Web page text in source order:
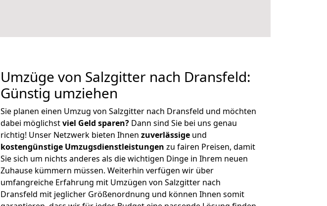
Umzüge von Salzgitter nach Dransfeld:
Günstig umziehen
Sie planen einen Umzug von Salzgitter nach Dransfeld und möchten
dabei möglichstviel Geld sparen? Dann sind Sie bei uns genau
richtig! Unser Netzwerk bieten Ihnen zuverlässige und
kostengünstige Umzugsdienstleistungen zu fairen Preisen, damit
Sie sich um nichts anderes als die wichtigen Dinge in Ihrem neuen
Zuhause kümmern müssen. Weiterhin verfügen wir über
umfangreiche Erfahrung mit Umzügen von Salzgitter nach
Dransfeld mit jeglicher Größenordnung und können Ihnen somit